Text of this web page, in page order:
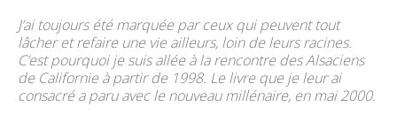
J’ai toujours été marquée par ceux qui peuvent tout
lâcher et refaire une vie ailleurs, loin de leurs racines.
C’est pourquoi je suis allée à la rencontre des Alsaciens
de Californie à partir de 1998. Le livre que je leur ai
consacré a paru avec le nouveau millénaire, en mai 2000.